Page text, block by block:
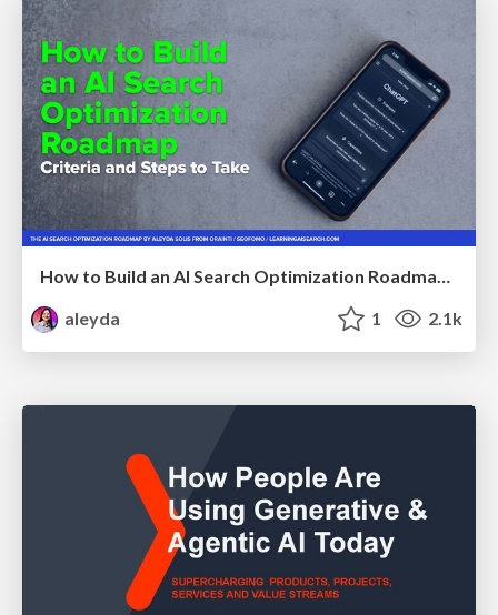
aleyda
1 2.1k